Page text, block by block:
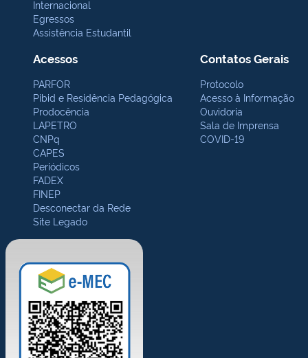
Internacional
Egressos
Assistência Estudantil
Acessos
PARFOR
Pibid e Residência Pedagógica
Prodocência
LAPETRO
CNPq
CAPES
Periódicos
FADEX
FINEP
Desconectar da Rede
Site Legado
Contatos Gerais
Protocolo
Acesso à Informação
Ouvidoria
Sala de Imprensa
COVID-19